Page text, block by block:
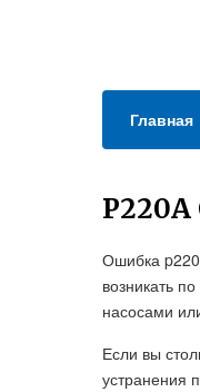
Главная
Ошибка
возникать
насосами
Если вы
устранения